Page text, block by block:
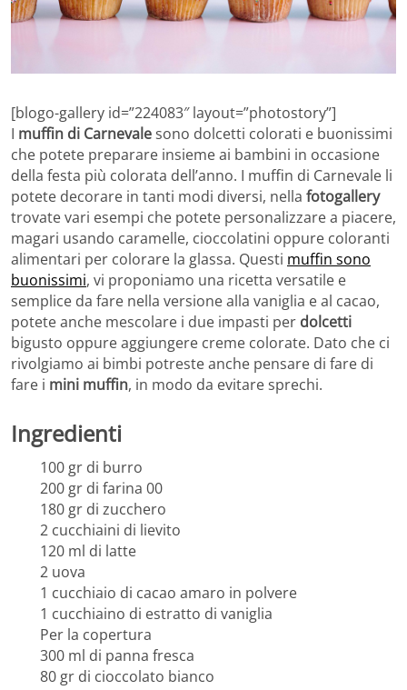
[blogo-gallery id=”224083″ layout=”photostory”]
I muffin di Carnevalesono dolcetti colorati e buonissimi
che potete preparare insieme ai bambini in occasione
della festa più colorata dell’anno. I muffin di Carnevale li
potete decorare in tanti modi diversi, nella fotogallery
trovate vari esempi che potete personalizzare a piacere,
magari usando caramelle, cioccolatini oppure coloranti
alimentari per colorare la glassa. Questi muffin sono
buonissimi, vi proponiamo una ricetta versatile e
semplice da fare nella versione alla vaniglia e al cacao,
potete anche mescolare i due impasti per dolcetti
bigusto oppure aggiungere creme colorate. Dato che ci
rivolgiamo ai bimbi potreste anche pensare di fare di
fare i mini muffin, in modo da evitare sprechi.
Ingredienti
100 gr di burro
200 gr di farina 00
180 gr di zucchero
2 cucchiaini di lievito
120 ml di latte
2 uova
1 cucchiaio di cacao amaro in polvere
1 cucchiaino di estratto di vaniglia
Per la copertura
300 ml di panna fresca
80 gr di cioccolato bianco